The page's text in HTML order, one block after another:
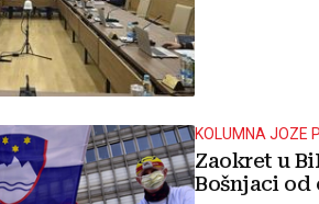
KOLUMNA JOZE
Zaokret u
Bošnjaci od